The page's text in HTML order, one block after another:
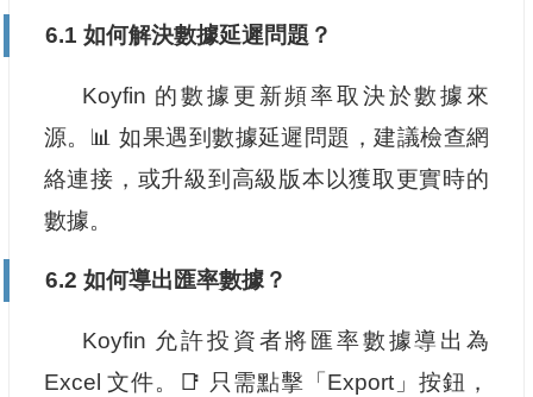
6.1 如何解決數據延遲問題？
Koyfin 的數據更新頻率取決於數據來
源。📊 如果遇到數據延遲問題，建議檢查網
絡連接，或升級到高級版本以獲取更實時的
數據。
6.2 如何導出匯率數據？
Koyfin 允許投資者將匯率數據導出為
Excel 文件。📑 只需點擊「Export」按鈕，